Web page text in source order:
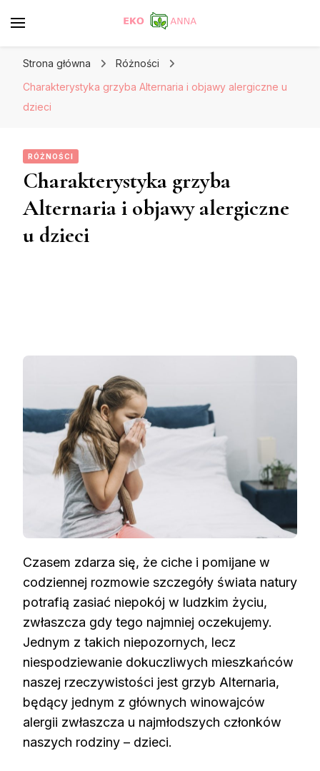
Strona główna
Różności
Charakterystyka grzyba Alternaria i objawy alergiczne u
dzieci
RÓŻNOŚCI
Charakterystyka grzyba
Alternaria i objawy alergiczne
u dzieci
Czasem zdarza się, że ciche i pomijane w
codziennej rozmowie szczegóły świata natury
potrafią zasiać niepokój w ludzkim życiu,
zwłaszcza gdy tego najmniej oczekujemy.
Jednym z takich niepozornych, lecz
niespodziewanie dokuczliwych mieszkańców
naszej rzeczywistości jest grzyb Alternaria,
będący jednym z głównych winowajców
alergii zwłaszcza u najmłodszych członków
naszych rodziny – dzieci.